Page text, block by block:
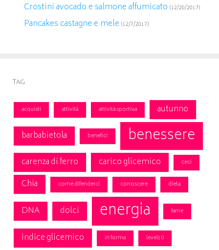
Crostini avocado e salmone affumicato (12/20/2017)
Pancakes castagne e mele (12/7/2017)
Tag
acquisti attività attività sportiva
autunno
barbabietola
benefici benessere
carenza di ferro carico glicemico ceci
Chia come difenderci conoscere dieta
DNA dolci energia fame
indice glicemico in forma level10